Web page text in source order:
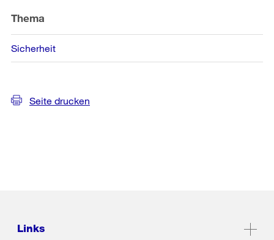
Thema
Sicherheit
Seite drucken
Links